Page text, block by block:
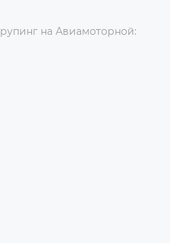
на Авиамоторной: